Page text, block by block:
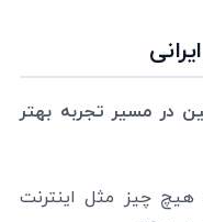
در مسیر تجربه بهتر
چیز مثل اینترنت